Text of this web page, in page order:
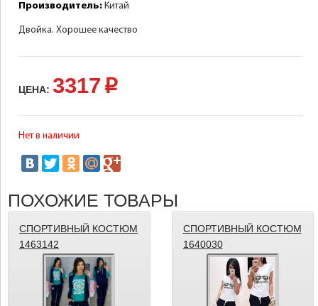
Производитель: Китай
Двойка. Хорошее качество
ЦЕНА: 3317 p
Нет в наличии
ПОХОЖИЕ ТОВАРЫ
СПОРТИВНЫЙ КОСТЮМ
1463142
СПОРТИВНЫЙ КОСТЮМ
1640030